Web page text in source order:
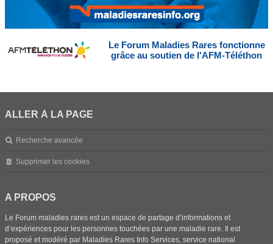
Le Forum Maladies Rares fonctionne
grâce au soutien de l'AFM-Téléthon
ALLER À LA PAGE
Recherche avancée
Supprimer les cookies
A PROPOS
Le Forum maladies rares est un espace de partage d’informations et
d’expériences pour les personnes touchées par une maladie rare. Il est
proposé et modéré par Maladies Rares Info Services, service national